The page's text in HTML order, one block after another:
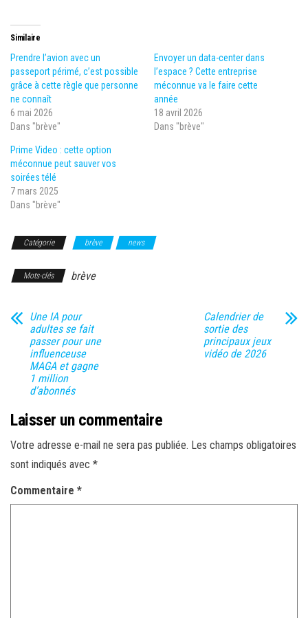
Similaire
Prendre l’avion avec un
passeport périmé, c’est possible
grâce à cette règle que personne
ne connaît
6 mai 2026
Dans "brève"
Envoyer un data-center dans
l’espace ? Cette entreprise
méconnue va le faire cette
année
18 avril 2026
Dans "brève"
Prime Video : cette option
méconnue peut sauver vos
soirées télé
7 mars 2025
Dans "brève"
Catégorie brève news
Mots-clés brève
Une IA pour
adultes se fait
passer pour une
influenceuse
MAGA et gagne
1 million
d’abonnés
Calendrier de
sortie des
principaux jeux
vidéo de 2026
Laisser un commentaire
Votre adresse e-mail ne sera pas publiée. Les champs obligatoires
sont indiqués avec *
Commentaire *